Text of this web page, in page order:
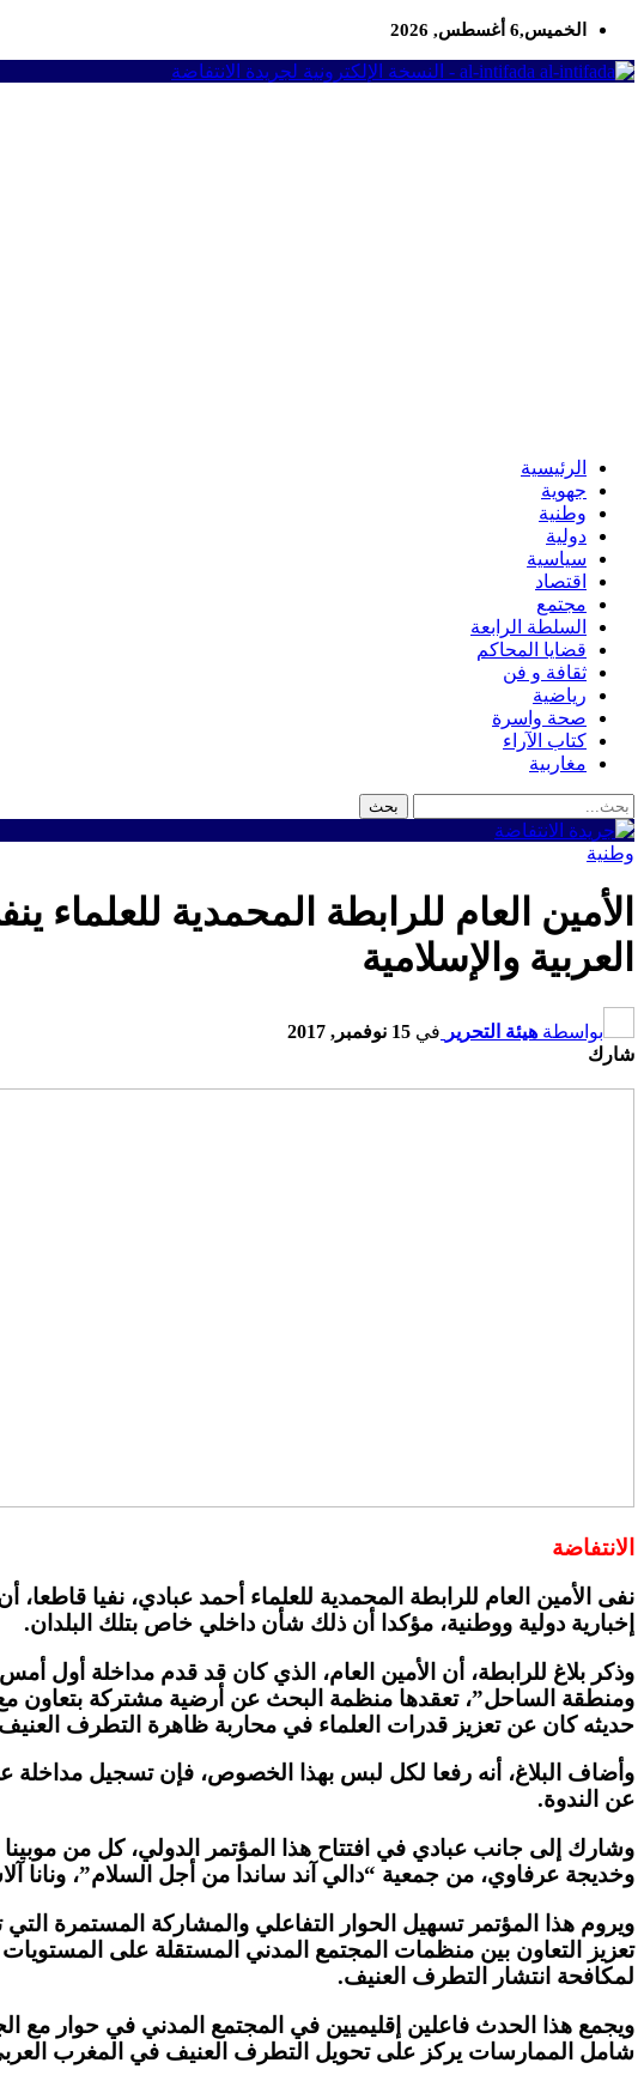
الخميس,6 أغسطس, 2026
al-intifada - النسخة الإلكترونية لجريدة الانتفاضة
الرئيسية
جهوية
وطنية
دولية
سياسية
اقتصاد
مجتمع
السلطة الرابعة
قضايا المحاكم
ثقافة و فن
رياضية
صحة واسرة
كتاب الآراء
مغاربية
وطنية
الأمين العام للرابطة المحمدية
العربية والإسلامية
بواسطة هيئة التحرير في 15 نوفمبر, 2017
شارك
الانتفاضة
نفى الأمين العام للرابطة المحمدية للعلماء أحمد عبادي، نفيا
إخبارية دولية ووطنية، مؤكدا أن ذلك شأن داخلي خاص بتلك البلدان.
حديثه كان عن تعزيز قدرات العلماء في محاربة ظاهرة التطرف
وأضاف البلاغ، أنه رفعا لكل لبس بهذا الخصوص، فإن تسجيل مداخلة
عن الندوة.
وشارك إلى جانب عبادي في افتتاح هذا المؤتمر الدولي، كل من موبينا
وخديجة عرفاوي، من جمعية “دالي آند ساندا من أجل السلام”، ونانا
ويروم هذا المؤتمر تسهيل الحوار التفاعلي والمشاركة المستمرة
تعزيز التعاون بين منظمات المجتمع المدني المستقلة على المستويات
لمكافحة انتشار التطرف العنيف.
ويجمع هذا الحدث فاعلين إقليميين في المجتمع المدني في حوار مع
شامل الممارسات يركز على تحويل التطرف العنيف في المغرب